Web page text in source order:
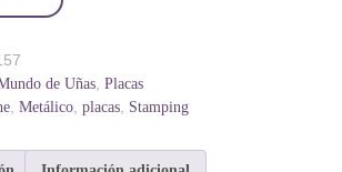
de Uñas, Placas
, Metálico, placas, Stamping